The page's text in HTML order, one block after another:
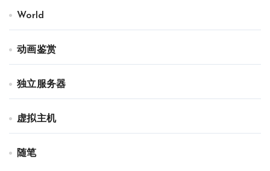
World
动画鉴赏
独立服务器
虚拟主机
随笔